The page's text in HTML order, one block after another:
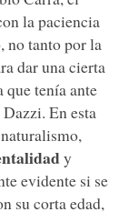
la paciencia
no tanto por la
dar una cierta
tenía ante
En esta
y
evidente si se
su corta edad,